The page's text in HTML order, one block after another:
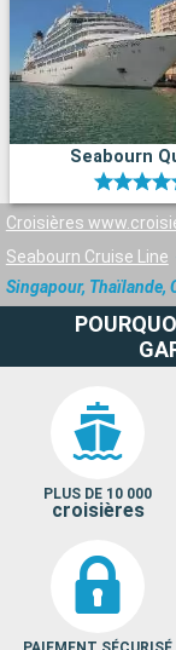
Seabourn
Croisières
Seabourn Cruise Line
Singapour, Thaïlande,
PLUS DE 10 000
croisières